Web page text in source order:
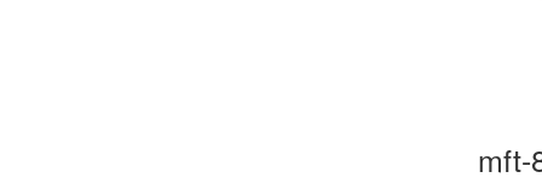
mft-